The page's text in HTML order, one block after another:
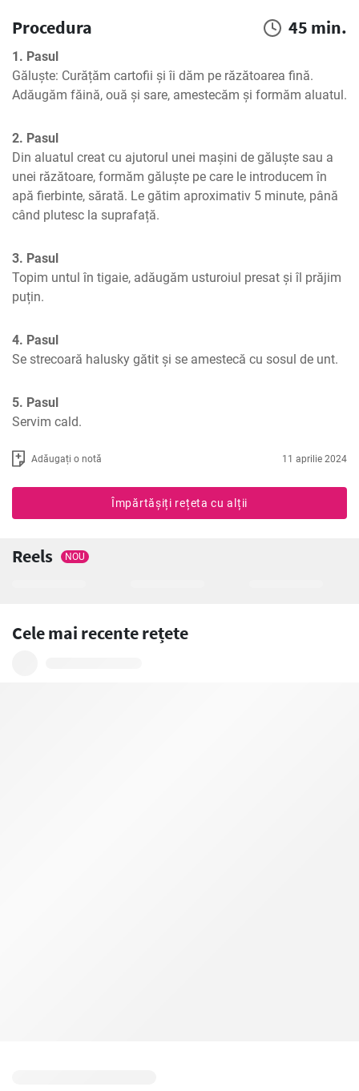
Procedura 45 min.
1. Pasul
Găluște: Curățăm cartofii și îi dăm pe răzătoarea fină.
Adăugăm făină, ouă și sare, amestecăm și formăm aluatul.
2. Pasul
Din aluatul creat cu ajutorul unei mașini de găluște sau a
unei răzătoare, formăm găluște pe care le introducem în
apă fierbinte, sărată. Le gătim aproximativ 5 minute, până
când plutesc la suprafață.
3. Pasul
Topim untul în tigaie, adăugăm usturoiul presat și îl prăjim
puțin.
4. Pasul
Se strecoară halusky gătit și se amestecă cu sosul de unt.
5. Pasul
Servim cald.
Adăugați o notă 11 aprilie 2024
Împărtășiți rețeta cu alții
Reels NOU
Cele mai recente rețete